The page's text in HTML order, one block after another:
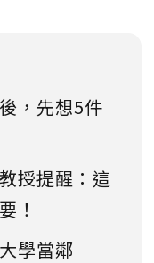
，先想5件
授提醒：這
！
學當鄰